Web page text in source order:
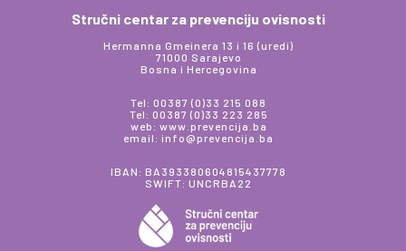
Stručni centar za prevenciju ovisnosti
Hermanna Gmeinera 13 i 16 (uredi)
71000 Sarajevo
Bosna i Hercegovina
Tel: 00387 (0)33 215 088
Tel: 00387 (0)33 223 285
web: www.prevencija.ba
email: info@prevencija.ba
IBAN: BA393380604815437778
SWIFT: UNCRBA22